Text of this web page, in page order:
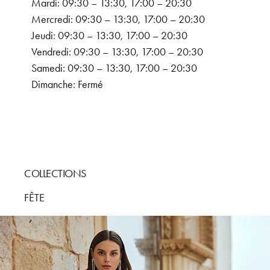
Mardi: 09:30 – 13:30, 17:00 – 20:30
Mercredi: 09:30 – 13:30, 17:00 – 20:30
Jeudi: 09:30 – 13:30, 17:00 – 20:30
Vendredi: 09:30 – 13:30, 17:00 – 20:30
Samedi: 09:30 – 13:30, 17:00 – 20:30
Dimanche: Fermé
COLLECTIONS
FÊTE